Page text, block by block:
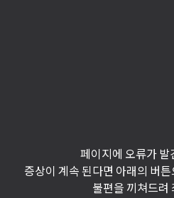
페이지에 오류가 발
증상이 계속 된다면 아래의 버
불편을 끼쳐드려